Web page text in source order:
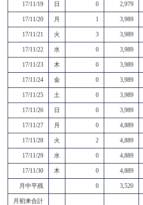
17/11/19 日 0 2,979
17/11/20 月 1 3,989
17/11/21 火 3 3,989
17/11/22 水 0 3,989
17/11/23 木 0 3,989
17/11/24 金 0 3,989
17/11/25 土 0 3,989
17/11/26 日 0 3,989
17/11/27 月 0 4,889
17/11/28 火 2 4,889
17/11/29 水 0 4,889
17/11/30 木 0 4,889
月中平残 0 3,520
月初来合計